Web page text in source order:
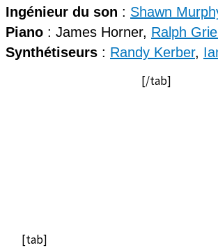
Ingénieur du son : Shawn
Piano : James Horner, Ralph
Synthétiseurs : Randy Kerber,
[/tab]
[tab]